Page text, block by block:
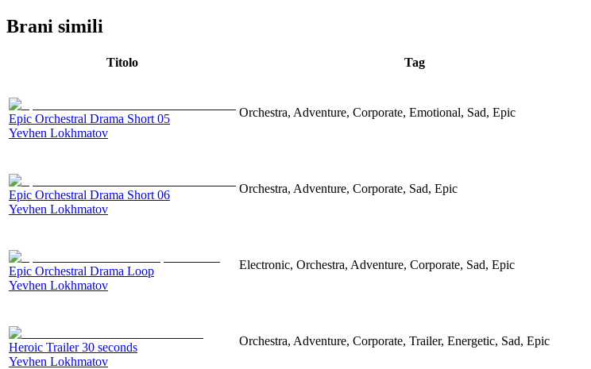
Brani simili
Titolo Tag
Epic Orchestral Drama Short 05
Yevhen Lokhmatov
Orchestra, Adventure, Corporate, Emotional, Sad, Epic
Epic Orchestral Drama Short 06
Yevhen Lokhmatov
Orchestra, Adventure, Corporate, Sad, Epic
Epic Orchestral Drama Loop
Yevhen Lokhmatov
Electronic, Orchestra, Adventure, Corporate, Sad, Epic
Heroic Trailer 30 seconds
Yevhen Lokhmatov
Orchestra, Adventure, Corporate, Trailer, Energetic, Sad, Epic